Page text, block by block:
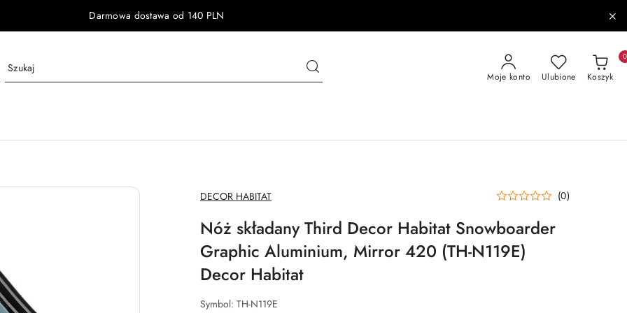
Darmowa dostawa od 140 PLN
Moje konto Ulubione Koszyk
0
NAZWA
PRODUCENTA:
DECOR HABITAT (0)
Nóż składany Third Decor Habitat Snowboarder
Graphic Aluminium, Mirror 420 (TH-N119E)
Decor Habitat
Symbol: TH-N119E